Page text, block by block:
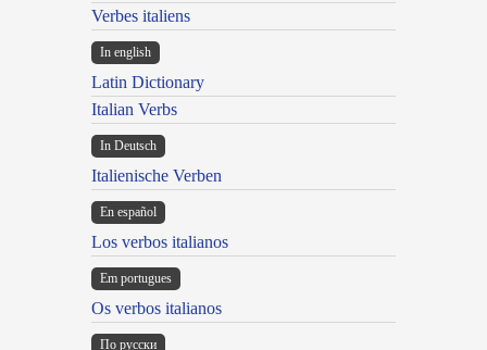
Verbes italiens
In english
Latin Dictionary
Italian Verbs
In Deutsch
Italienische Verben
En español
Los verbos italianos
Em portugues
Os verbos italianos
По русски